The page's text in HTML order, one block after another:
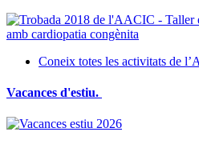
Coneix totes les activitats de
Vacances d'estiu.